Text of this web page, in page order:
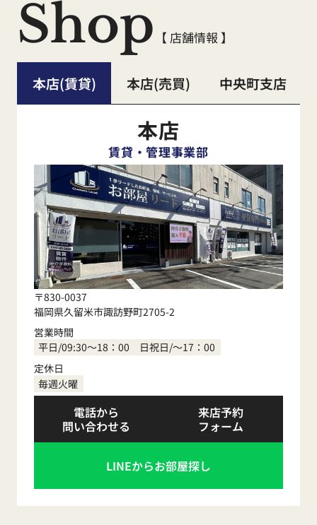
Shop 【 店舗情報 】
本店(賃貸) 本店(売買) 中央町支店
本店
賃貸・管理事業部
〒830-0037
福岡県久留米市諏訪野町2705-2
営業時間
平日/09:30～18：00 日祝日/～17：00
定休日
毎週火曜
電話から
問い合わせる
来店予約
フォーム
LINEからお部屋探し